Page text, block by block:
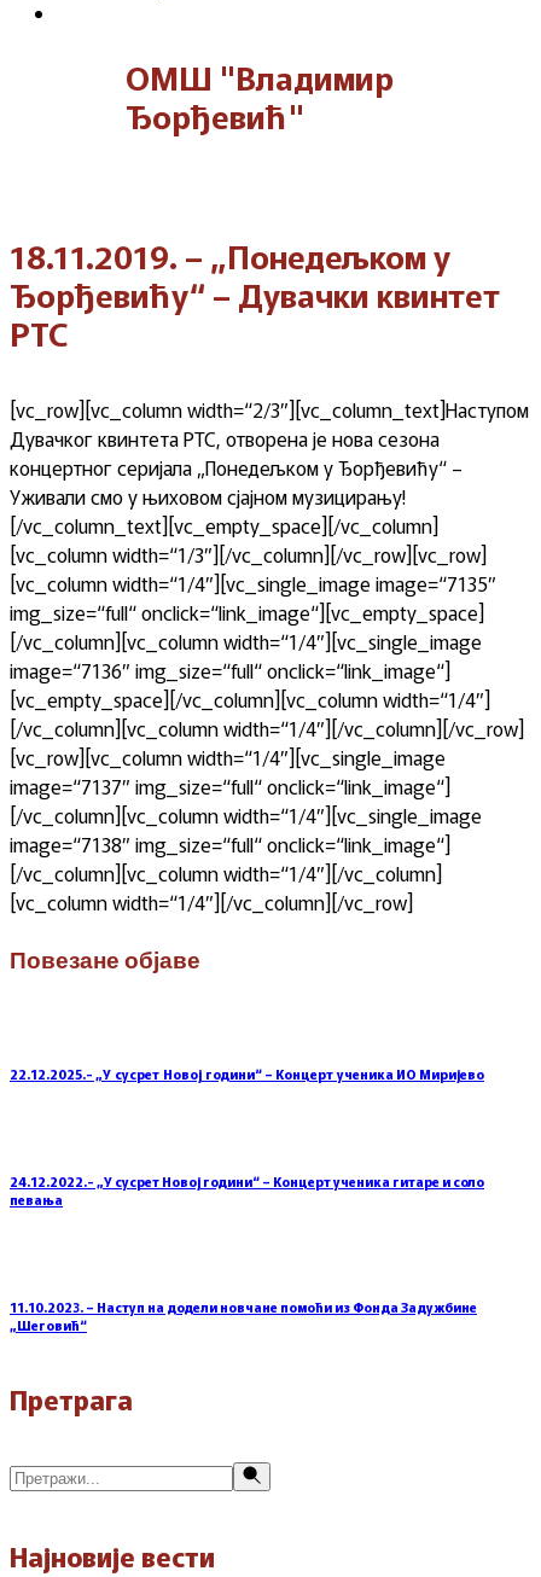
ОМШ "Владимир
Ђорђевић"
18.11.2019. – „Понедељком у
Ђорђевићу“ – Дувачки квинтет
РТС
[vc_row][vc_column width=“2/3″][vc_column_text]Наступом
Дувачког квинтета РТС, отворена je нова сезона
концертног серијала „Понедељком у Ђорђевићу“ –
Уживали смо у њиховом сјајном музицирању!
[/vc_column_text][vc_empty_space][/vc_column]
[vc_column width=“1/3″][/vc_column][/vc_row][vc_row]
[vc_column width=“1/4″][vc_single_image image=“7135″
img_size=“full“ onclick=“link_image“][vc_empty_space]
[/vc_column][vc_column width=“1/4″][vc_single_image
image=“7136″ img_size=“full“ onclick=“link_image“]
[vc_empty_space][/vc_column][vc_column width=“1/4″]
[/vc_column][vc_column width=“1/4″][/vc_column][/vc_row]
[vc_row][vc_column width=“1/4″][vc_single_image
image=“7137″ img_size=“full“ onclick=“link_image“]
[/vc_column][vc_column width=“1/4″][vc_single_image
image=“7138″ img_size=“full“ onclick=“link_image“]
[/vc_column][vc_column width=“1/4″][/vc_column]
[vc_column width=“1/4″][/vc_column][/vc_row]
Повезане објаве
22.12.2025.- „У сусрет Новој години“ – Концерт ученика ИО Миријево
24.12.2022.- „У сусрет Новој години“ – Концерт ученика гитаре и соло
певања
11.10.2023. – Наступ на додели новчане помоћи из Фонда Задужбине
„Шеговић“
Претрага
Претражи
Најновије вести